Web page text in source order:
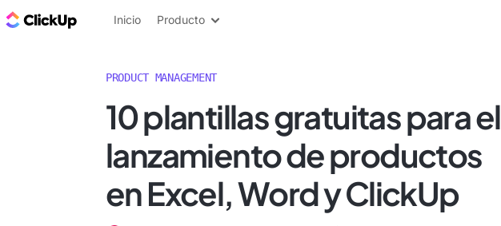
ClickUp Blog
Inicio Producto
PRODUCT MANAGEMENT
10 plantillas gratuitas para el
lanzamiento de productos
en Excel, Word y ClickUp